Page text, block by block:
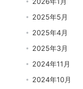
2025年5月
2025年4月
2025年3月
2024年11月
2024年10月